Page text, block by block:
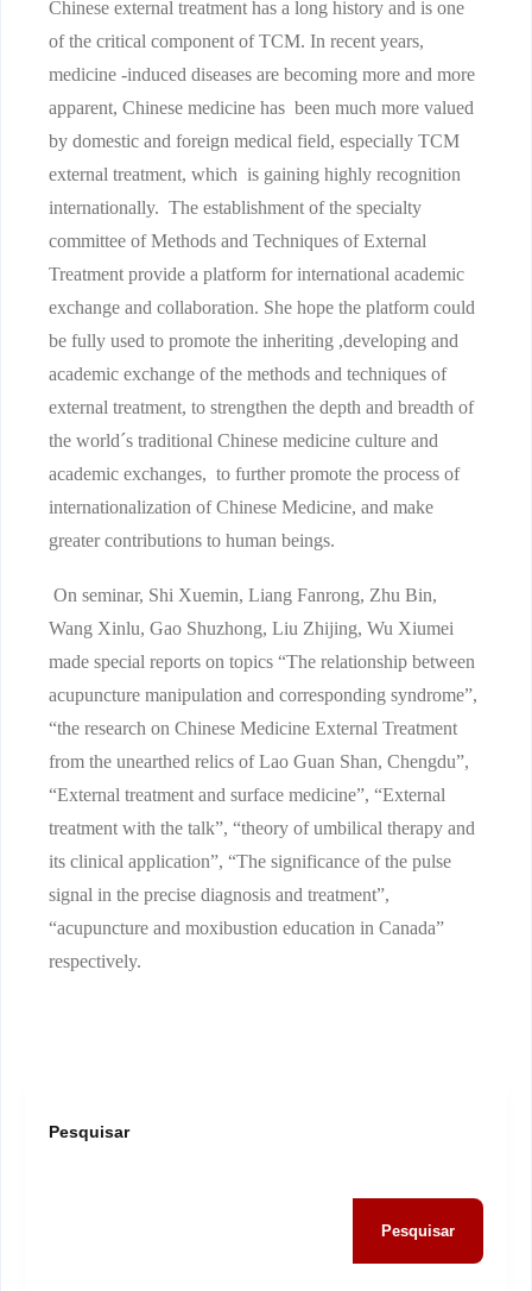
Chinese external treatment has a long history and is one
of the critical component of TCM. In recent years,
medicine -induced diseases are becoming more and more
apparent, Chinese medicine has been much more valued
by domestic and foreign medical field, especially TCM
external treatment, which is gaining highly recognition
internationally. The establishment of the specialty
committee of Methods and Techniques of External
Treatment provide a platform for international academic
exchange and collaboration. She hope the platform could
be fully used to promote the inheriting ,developing and
academic exchange of the methods and techniques of
external treatment, to strengthen the depth and breadth of
the world´s traditional Chinese medicine culture and
academic exchanges, to further promote the process of
internationalization of Chinese Medicine, and make
greater contributions to human beings.
On seminar, Shi Xuemin, Liang Fanrong, Zhu Bin,
Wang Xinlu, Gao Shuzhong, Liu Zhijing, Wu Xiumei
made special reports on topics “The relationship between
acupuncture manipulation and corresponding syndrome”,
“the research on Chinese Medicine External Treatment
from the unearthed relics of Lao Guan Shan, Chengdu”,
“External treatment and surface medicine”, “External
treatment with the talk”, “theory of umbilical therapy and
its clinical application”, “The significance of the pulse
signal in the precise diagnosis and treatment”,
“acupuncture and moxibustion education in Canada”
respectively.
Pesquisar
Pesquisar